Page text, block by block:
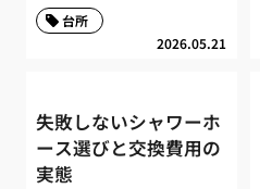
2026.05.21
台所
失敗しないシャワーホ
ース選びと交換費用の
実態